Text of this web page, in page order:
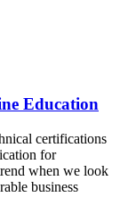
Education
certifications
for
when we look
business